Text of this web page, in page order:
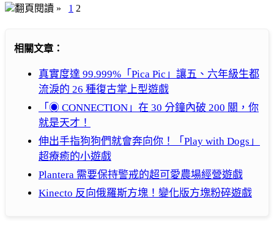
翻頁閱讀 » 1 2
相關文章：
真實度達 99.999%「Pica Pic」讓五、六年級生都
流淚的 26 種復古掌上型遊戲
「◉ CONNECTION」在 30 分鐘內破 200 關，你
就是天才！
伸出手指狗狗們就會奔向你！「Play with Dogs」
超療癒的小遊戲
Plantera 需要保持警戒的超可愛農場經營遊戲
Kinecto 反向俄羅斯方塊！變化版方塊粉碎遊戲